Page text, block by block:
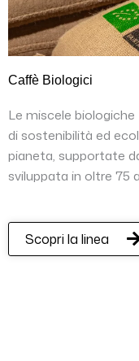
Caffè Biologici
Le miscele
di sostenibilità ed
pianeta, supportate
sviluppata in oltre 75
Scopri la linea